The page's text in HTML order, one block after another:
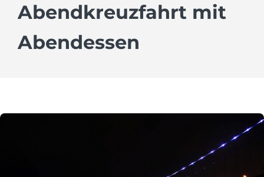
Abendkreuzfahrt mit
Abendessen